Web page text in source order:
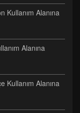
Kullanım Alanına
Alanına
Kullanım Alanına